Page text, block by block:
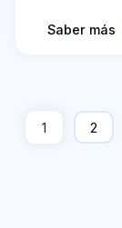
Saber más
1 2